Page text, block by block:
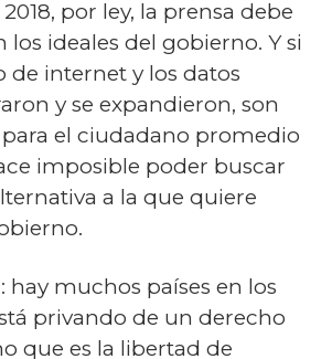
por ley, la prensa debe
ideales del gobierno. Y si
de internet y los datos
y se expandieron, son
el ciudadano promedio
imposible poder buscar
a la que quiere
hay muchos países en los
privando de un derecho
que es la libertad de